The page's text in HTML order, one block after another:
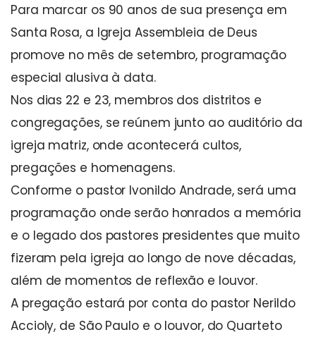
Para marcar os 90 anos de sua presença em
Santa Rosa, a Igreja Assembleia de Deus
promove no mês de setembro, programação
especial alusiva à data.
Nos dias 22 e 23, membros dos distritos e
congregações, se reúnem junto ao auditório da
igreja matriz, onde acontecerá cultos,
pregações e homenagens.
Conforme o pastor Ivonildo Andrade, será uma
programação onde serão honrados a memória
e o legado dos pastores presidentes que muito
fizeram pela igreja ao longo de nove décadas,
além de momentos de reflexão e louvor.
A pregação estará por conta do pastor Nerildo
Accioly, de São Paulo e o louvor, do Quarteto